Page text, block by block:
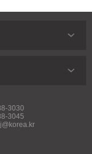
3030
3045